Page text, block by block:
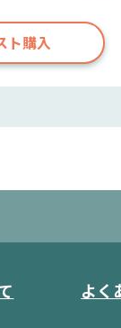
ト購入
よく